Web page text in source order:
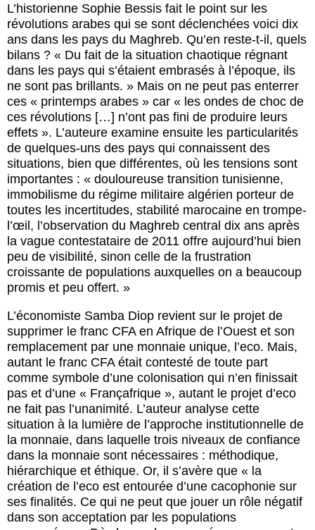
L’historienne Sophie Bessis fait le point sur les
révolutions arabes qui se sont déclenchées voici dix
ans dans les pays du Maghreb. Qu’en reste-t-il, quels
bilans ? « Du fait de la situation chaotique régnant
dans les pays qui s’étaient embrasés à l’époque, ils
ne sont pas brillants. » Mais on ne peut pas enterrer
ces « printemps arabes » car « les ondes de choc de
ces révolutions […] n’ont pas fini de produire leurs
effets ». L’auteure examine ensuite les particularités
de quelques-uns des pays qui connaissent des
situations, bien que différentes, où les tensions sont
importantes : « douloureuse transition tunisienne,
immobilisme du régime militaire algérien porteur de
toutes les incertitudes, stabilité marocaine en trompe-
l’œil, l’observation du Maghreb central dix ans après
la vague contestataire de 2011 offre aujourd’hui bien
peu de visibilité, sinon celle de la frustration
croissante de populations auxquelles on a beaucoup
promis et peu offert. »
L’économiste Samba Diop revient sur le projet de
supprimer le franc CFA en Afrique de l’Ouest et son
remplacement par une monnaie unique, l’eco. Mais,
autant le franc CFA était contesté de toute part
comme symbole d’une colonisation qui n’en finissait
pas et d’une « Françafrique », autant le projet d’eco
ne fait pas l’unanimité. L’auteur analyse cette
situation à la lumière de l’approche institutionnelle de
la monnaie, dans laquelle trois niveaux de confiance
dans la monnaie sont nécessaires : méthodique,
hiérarchique et éthique. Or, il s’avère que « la
création de l’eco est entourée d’une cacophonie sur
ses finalités. Ce qui ne peut que jouer un rôle négatif
dans son acceptation par les populations